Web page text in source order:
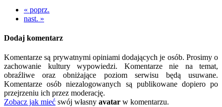
« poprz.
nast. »
Dodaj komentarz
Komentarze są prywatnymi opiniami dodających je osób. Prosimy o
zachowanie kultury wypowiedzi. Komentarze nie na temat,
obraźliwe oraz obniżające poziom serwisu będą usuwane.
Komentarze osób niezalogowanych są publikowane dopiero po
przejrzeniu ich przez moderację.
Zobacz jak mieć swój własny avatar w komentarzu.